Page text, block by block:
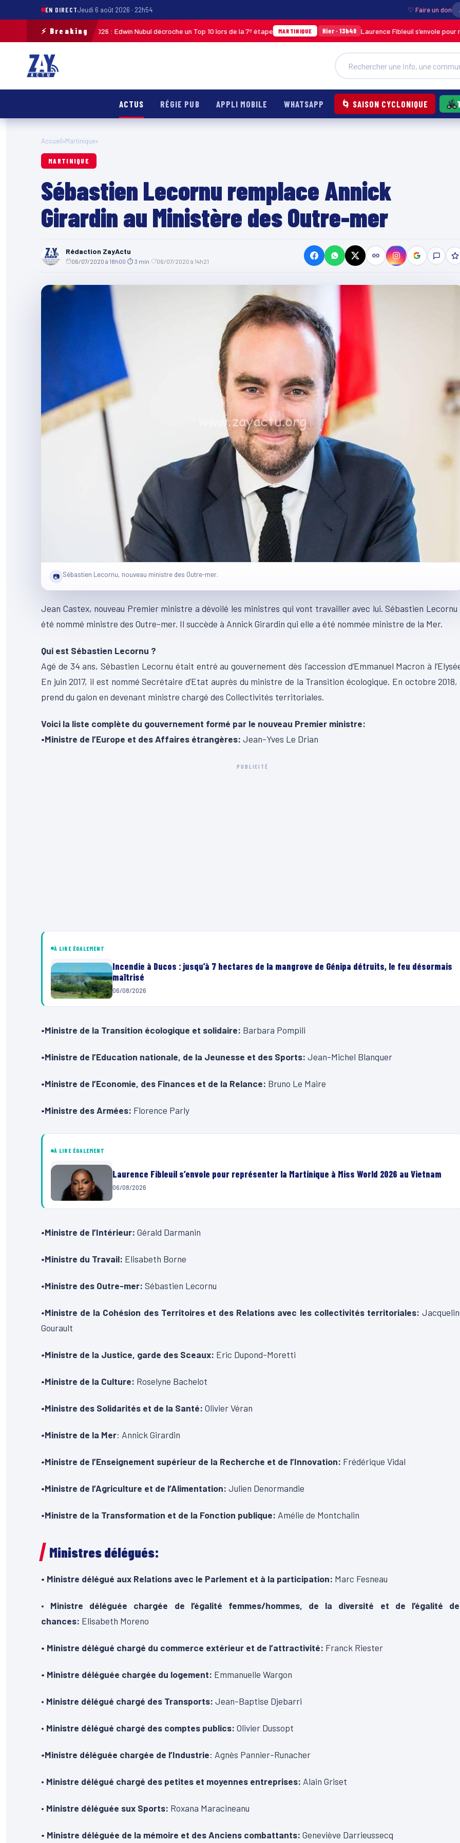
EN DIRECTJeudi 6 août 2026 · 22h54 ♡ Faire un don
⚡ Breaking
de Guadeloupe 2026 : Edwin Nubul décroche un Top 10 lors de la 7ᵉ étape MARTINIQUE Hier · 13h48 Laurence Fibleuil s’envole pour
ACTUS RÉGIE PUB APPLI MOBILE WHATSAPP 🌀 SAISON CYCLONIQUE
Accueil›Martinique›
MARTINIQUE
Sébastien Lecornu remplace Annick
Girardin au Ministère des Outre-mer
Rédaction ZayActu
06/07/2020 à 18h00 ⏱ 3 min 06/07/2020 à 14h21
📷 Sébastien Lecornu, nouveau ministre des Outre-mer.
Jean Castex, nouveau Premier ministre a dévoilé les ministres qui vont travailler avec lui. Sébastien Lecornu
été nommé ministre des Outre-mer. Il succède à Annick Girardin qui elle a été nommée ministre de la Mer.
Qui est Sébastien Lecornu ?
Agé de 34 ans, Sébastien Lecornu était entré au gouvernement dès l’accession d’Emmanuel Macron à
En juin 2017, il est nommé Secrétaire d’Etat auprès du ministre de la Transition écologique. En octobre 2018,
prend du galon en devenant ministre chargé des Collectivités territoriales.
Voici la liste complète du gouvernement formé par le nouveau Premier ministre:
•Ministre de l’Europe et des Affaires étrangères: Jean-Yves Le Drian
PUBLICITÉ
À LIRE ÉGALEMENT
Incendie à Ducos : jusqu’à 7 hectares de la mangrove de Génipa détruits, le feu désormais
maîtrisé
06/08/2026
•Ministre de la Transition écologique et solidaire: Barbara Pompili
•Ministre de l’Education nationale, de la Jeunesse et des Sports: Jean-Michel Blanquer
•Ministre de l’Economie, des Finances et de la Relance: Bruno Le Maire
•Ministre des Armées: Florence Parly
À LIRE ÉGALEMENT
Laurence Fibleuil s’envole pour représenter la Martinique à Miss World 2026 au Vietnam
06/08/2026
•Ministre de l’Intérieur: Gérald Darmanin
•Ministre du Travail: Elisabeth Borne
•Ministre des Outre-mer: Sébastien Lecornu
•Ministre de la Cohésion des Territoires et des Relations avec les collectivités territoriales:
Gourault
•Ministre de la Justice, garde des Sceaux: Eric Dupond-Moretti
•Ministre de la Culture: Roselyne Bachelot
•Ministre des Solidarités et de la Santé: Olivier Véran
•Ministre de la Mer: Annick Girardin
•Ministre de l’Enseignement supérieur de la Recherche et de l’Innovation: Frédérique Vidal
•Ministre de l’Agriculture et de l’Alimentation: Julien Denormandie
•Ministre de la Transformation et de la Fonction publique: Amélie de Montchalin
Ministres délégués:
• Ministre délégué aux Relations avec le Parlement et à la participation: Marc Fesneau
• Ministre déléguée chargée de l’égalité femmes/hommes, de la diversité et de l’égalité
chances: Elisabeth Moreno
• Ministre délégué chargé du commerce extérieur et de l’attractivité: Franck Riester
• Ministre déléguée chargée du logement: Emmanuelle Wargon
• Ministre délégué chargé des Transports: Jean-Baptise Djebarri
• Ministre délégué chargé des comptes publics: Olivier Dussopt
•Ministre déléguée chargée de l’Industrie: Agnès Pannier-Runacher
• Ministre délégué chargé des petites et moyennes entreprises: Alain Griset
• Ministre déléguée sux Sports: Roxana Maracineanu
• Ministre déléguée de la mémoire et des Anciens combattants: Geneviève Darrieussecq